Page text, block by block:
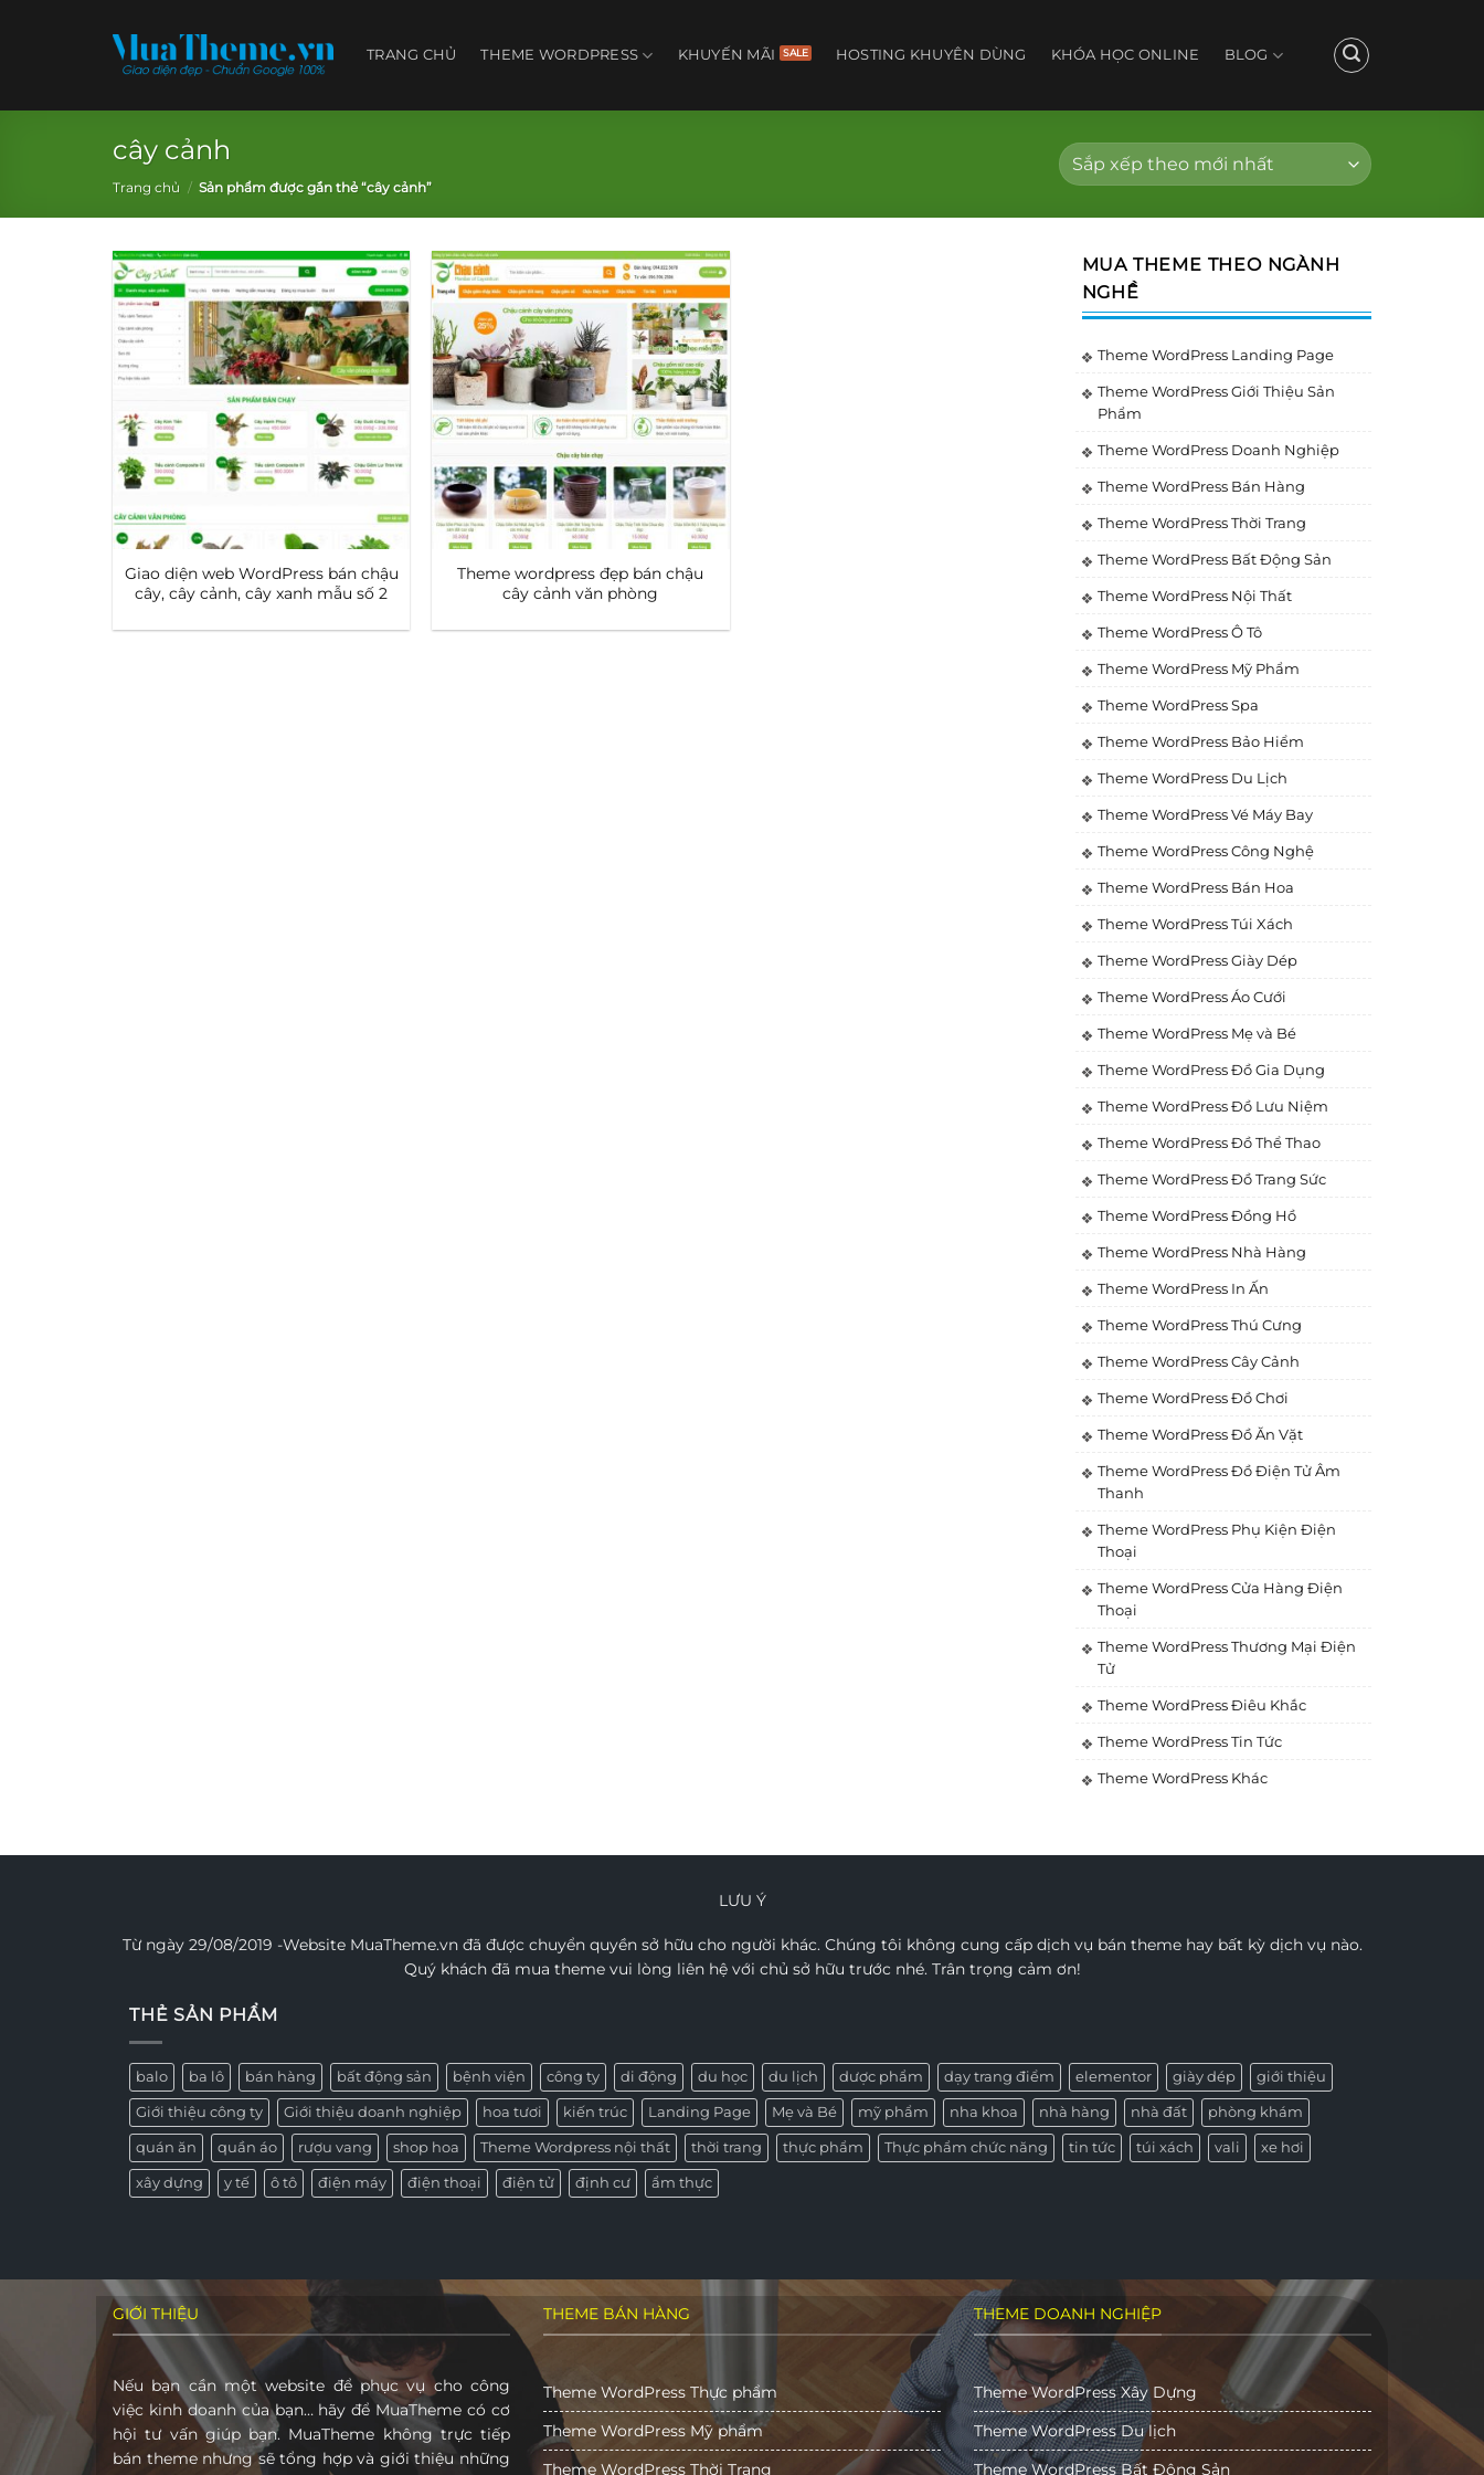
TRANG CHỦ THEME WORDPRESS KHUYẾN MÃI HOSTING KHUYÊN DÙNG KHÓA HỌC ONLINE BLOG
cây cảnh
Trang chủ / Sản phẩm được gắn thẻ “cây cảnh”
Giao diện web WordPress bán chậu
cây, cây cảnh, cây xanh mẫu số 2
Theme wordpress đẹp bán chậu
cây cảnh văn phòng
MUA THEME THEO NGÀNH
NGHỀ
Theme WordPress Landing Page
Theme WordPress Giới Thiệu Sản
Phẩm
Theme WordPress Doanh Nghiệp
Theme WordPress Bán Hàng
Theme WordPress Thời Trang
Theme WordPress Bất Động Sản
Theme WordPress Nội Thất
Theme WordPress Ô Tô
Theme WordPress Mỹ Phẩm
Theme WordPress Spa
Theme WordPress Bảo Hiểm
Theme WordPress Du Lịch
Theme WordPress Vé Máy Bay
Theme WordPress Công Nghệ
Theme WordPress Bán Hoa
Theme WordPress Túi Xách
Theme WordPress Giày Dép
Theme WordPress Áo Cưới
Theme WordPress Mẹ và Bé
Theme WordPress Đồ Gia Dụng
Theme WordPress Đồ Lưu Niệm
Theme WordPress Đồ Thể Thao
Theme WordPress Đồ Trang Sức
Theme WordPress Đồng Hồ
Theme WordPress Nhà Hàng
Theme WordPress In Ấn
Theme WordPress Thú Cưng
Theme WordPress Cây Cảnh
Theme WordPress Đồ Chơi
Theme WordPress Đồ Ăn Vặt
Theme WordPress Đồ Điện Tử Âm
Thanh
Theme WordPress Phụ Kiện Điện
Thoại
Theme WordPress Cửa Hàng Điện
Thoại
Theme WordPress Thương Mại Điện
Tử
Theme WordPress Điêu Khắc
Theme WordPress Tin Tức
Theme WordPress Khác
LƯU Ý
Từ ngày 29/08/2019 -Website MuaTheme.vn đã được chuyển quyền sở hữu cho người khác. Chúng tôi không cung cấp dịch vụ bán theme hay bất kỳ dịch vụ nào.
Quý khách đã mua theme vui lòng liên hệ với chủ sở hữu trước nhé. Trân trọng cảm ơn!
THẺ SẢN PHẨM
balo ba lô bán hàng bất động sản bệnh viện công ty di động du học du lịch dược phẩm dạy trang điểm elementor giày dép giới thiệu
Giới thiệu công ty Giới thiệu doanh nghiệp hoa tươi kiến trúc Landing Page Mẹ và Bé mỹ phẩm nha khoa nhà hàng nhà đất phòng khám
quán ăn quần áo rượu vang shop hoa Theme Wordpress nội thất thời trang thực phẩm Thực phẩm chức năng tin tức túi xách vali xe hơi
xây dựng y tế ô tô điện máy điện thoại điện tử định cư ẩm thực
GIỚI THIỆU
Nếu bạn cần một website để phục vụ cho công
việc kinh doanh của bạn… hãy để MuaTheme có cơ
hội tư vấn giúp bạn. MuaTheme không trực tiếp
bán theme nhưng sẽ tổng hợp và giới thiệu những
THEME BÁN HÀNG
Theme WordPress Thực phẩm
Theme WordPress Mỹ phẩm
Theme WordPress Thời Trang
THEME DOANH NGHIỆP
Theme WordPress Xây Dựng
Theme WordPress Du lịch
Theme WordPress Bất Động Sản